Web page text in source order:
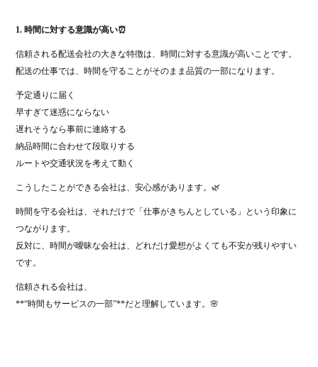
1. 時間に対する意識が高い⏰
信頼される配送会社の大きな特徴は、時間に対する意識が高いことです。
配送の仕事では、時間を守ることがそのまま品質の一部になります。
予定通りに届く
早すぎて迷惑にならない
遅れそうなら事前に連絡する
納品時間に合わせて段取りする
ルートや交通状況を考えて動く
こうしたことができる会社は、安心感があります。🌿
時間を守る会社は、それだけで「仕事がきちんとしている」という印象に
つながります。
反対に、時間が曖昧な会社は、どれだけ愛想がよくても不安が残りやすい
です。
信頼される会社は、
**“時間もサービスの一部”**だと理解しています。🌸